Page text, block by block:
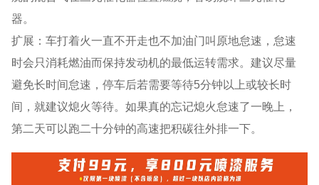
器。
扩展：车打着火一直不开走也不加油门叫原地怠速，怠速
时会只消耗燃油而保持发动机的最低运转需求。建议尽量
避免长时间怠速，停车后若需要等待5分钟以上或较长时
间，就建议熄火等待。如果真的忘记熄火怠速了一晚上，
第二天可以跑二十分钟的高速把积碳往外排一下。